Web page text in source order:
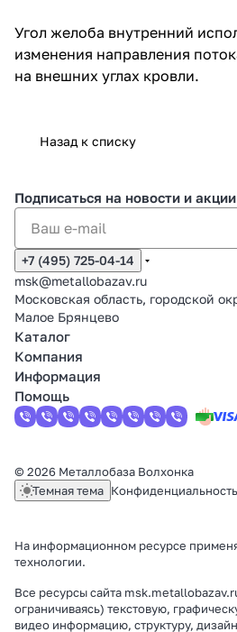
Угол желоба внутренний
изменения направления
на внешних углах кровли.
Назад к списку
Подписаться на новости и акции
+7 (495) 725-04-14
msk@metallobazav.ru
Московская область, городской
Малое Брянцево
Каталог
Компания
Информация
Помощь
© 2026 Металлобаза Волхонка
Темная тема Конфиденциальность
На информационном ресурсе
технологии.
Все ресурсы сайта
ограничиваясь) текстовую,
видео информацию, структуру,